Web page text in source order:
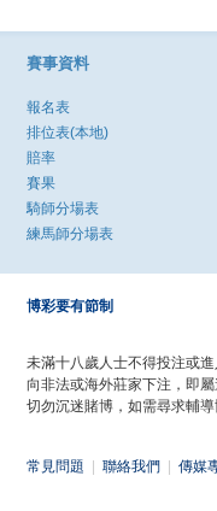
賽事資料
報名表
排位表(本地)
賠率
賽果
騎師分場表
練馬師分場表
博彩要有節制
未滿十八歲人士不得投注或進
向非法或海外莊家下注，即屬
切勿沉迷賭博，如需尋求輔
常見問題 聯絡我們 傳媒